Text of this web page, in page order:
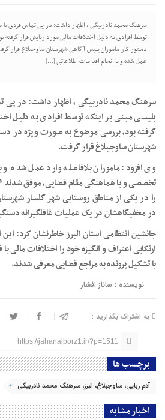
سرهنگ محمد نادربیگی ، اظهار داشت: در پی تماس فردی با
توسط افرادی به دلیل اختلافات مالی مورد ربایش قرار
دستور کار ماموران پلیس آگاهی شهرستان ساوجبلاغ قرار
عمل شده و با انجام اقدامات اطلاعاتی […]
سرهنگ محمد نادربیگی ، اظهار داشت: در پی
پلیسی مبنی بر اینکه توسط افرادی به دلیل
گرفته بود، بررسی موضوع به صورت ویژه در
شهرستان ساوجبلاغ قرار گرفت.
وی افزود: ماموران بلافاصله وارد عمل شده و
را در یکی از مناطق روستایی شهر گلسار
در مخفیگاهشان در یک عملیات غافلگیرانه
جانشین انتظامی استان البرز خاطرنشان کرد:
ارتکابی اعتراف و انگیزه خود را اختلافات مالی
با تشکیل پرونده به مراجع قضایی معرفی شدند.
نویسنده : ساناز افشار
به اشتراک بگذارید :
https://jahanalborz1.ir/?p=1511
برچسب ها
آدم ربایی، ساوجبلاغ، البرز، سرهنگ محمد نادربیگی
اخبار مشابه